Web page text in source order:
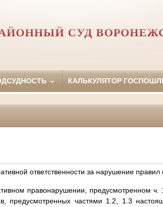
СУД
КАЛЬКУЛЯТОР
ответственности за нарушение правил
правонарушении, предусмотренном
предусмотренных частями 1.2, 1.3